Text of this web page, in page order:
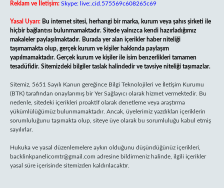
Reklam ve İletişim: Skype: live:.cid.575569c608265c69
Yasal Uyarı: Bu internet sitesi, herhangi bir marka, kurum veya şahıs şirketi ile
hiçbir bağlantısı bulunmamaktadır. Sitede yalnızca kendi hazırladığımız
makaleler paylaşılmaktadır. Burada yer alan içerikler haber niteliği
taşımamakta olup, gerçek kurum ve kişiler hakkında paylaşım
yapılmamaktadır. Gerçek kurum ve kişiler ile isim benzerlikleri tamamen
tesadüfidir. Sitemizdeki bilgiler taslak halindedir ve tavsiye niteliği taşımazlar.
Sitemiz, 5651 Sayılı Kanun gereğince Bilgi Teknolojileri ve İletişim Kurumu
(BTK) tarafından onaylanmış bir Yer Sağlayıcı olarak hizmet vermektedir. Bu
nedenle, sitedeki içerikleri proaktif olarak denetleme veya araştırma
yükümlülüğümüz bulunmamaktadır. Ancak, üyelerimiz yazdıkları içeriklerin
sorumluluğunu taşımakta olup, siteye üye olarak bu sorumluluğu kabul etmiş
sayılırlar.
Hukuka ve yasal düzenlemelere aykırı olduğunu düşündüğünüz içerikleri,
backlinkpanelicomtr@gmail.com adresine bildirmeniz halinde, ilgili içerikler
yasal süre içerisinde sitemizden kaldırılacaktır.